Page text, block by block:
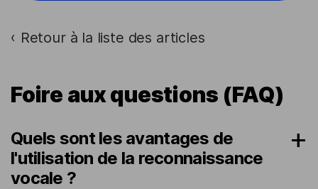
› Retour à la liste des articles
Foire aux questions (FAQ)
Quels sont les avantages de
l'utilisation de la reconnaissance
vocale ?